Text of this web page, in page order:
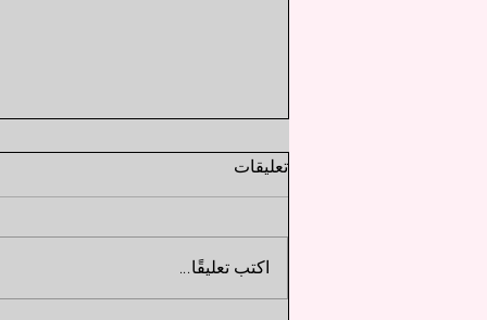
بين التعليم والدمار: المأساة التي
لم تكتمل بين ريزي ودينجي
ريزي ودينجي، وكيف تحولت دروس
"الحياة العادية" إلى فخ من اليأس
تعليقات
اكتب تعليقًا...